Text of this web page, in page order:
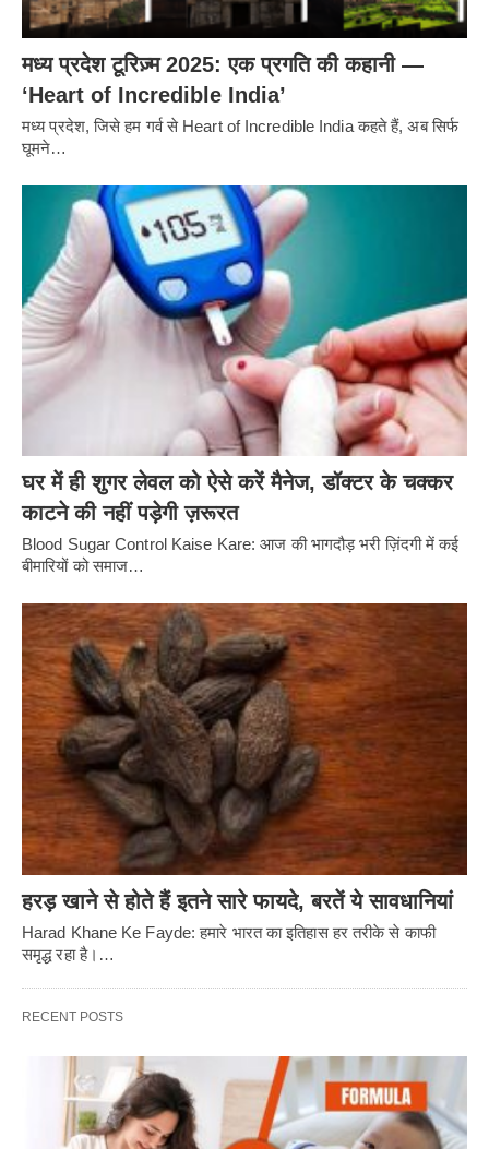
मध्य प्रदेश टूरिज़्म 2025: एक प्रगति की कहानी —
‘Heart of Incredible India’
मध्य प्रदेश, जिसे हम गर्व से Heart of Incredible India कहते हैं, अब सिर्फ
घूमने…
घर में ही शुगर लेवल को ऐसे करें मैनेज, डॉक्टर के चक्कर
काटने की नहीं पड़ेगी ज़रूरत
Blood Sugar Control Kaise Kare: आज की भागदौड़ भरी ज़िंदगी में कई
बीमारियों को समाज…
हरड़ खाने से होते हैं इतने सारे फायदे, बरतें ये सावधानियां
Harad Khane Ke Fayde: हमारे भारत का इतिहास हर तरीके से काफी
समृद्ध रहा है।…
RECENT POSTS